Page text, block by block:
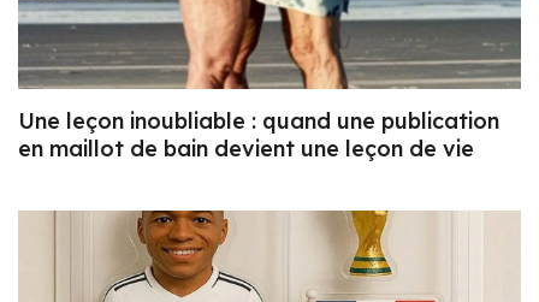
Une leçon inoubliable : quand une publication
en maillot de bain devient une leçon de vie